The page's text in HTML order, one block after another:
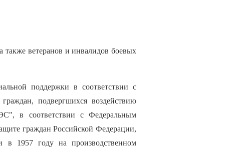
ветеранов и инвалидов боевых
поддержки в соответствии с
подвергшихся воздействию
в соответствии с Федеральным
граждан Российской Федерации,
в 1957 году на производственном